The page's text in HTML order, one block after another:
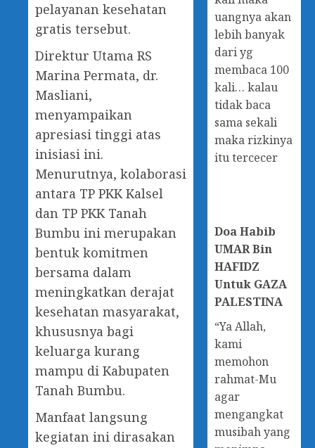
pelayanan kesehatan
gratis tersebut.
Direktur Utama RS
Marina Permata, dr.
Masliani,
menyampaikan
apresiasi tinggi atas
inisiasi ini.
Menurutnya, kolaborasi
antara TP PKK Kalsel
dan TP PKK Tanah
Bumbu ini merupakan
bentuk komitmen
bersama dalam
meningkatkan derajat
kesehatan masyarakat,
khususnya bagi
keluarga kurang
mampu di Kabupaten
Tanah Bumbu.
Manfaat langsung
kegiatan ini dirasakan
uangnya akan
lebih banyak
dari yg
membaca 100
kali… kalau
tidak baca
sama sekali
maka rizkinya
itu tercecer
DoaHabib
UMAR Bin
HAFIDZ
Untuk GAZA
PALESTINA
“Ya Allah,
kami
memohon
rahmat-Mu
agar
mengangkat
musibah yang